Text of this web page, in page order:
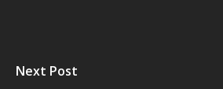
Next Post